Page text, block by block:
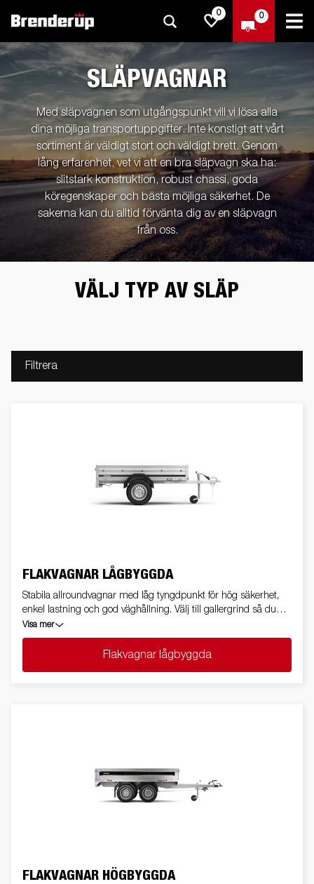
0 0
SLÄPVAGNAR
Med släpvagnen som utgångspunkt vill vi lösa alla
dina möjliga transportuppgifter. Inte konstigt att vårt
sortiment är väldigt stort och väldigt brett. Genom
lång erfarenhet, vet vi att en bra släpvagn ska ha:
slitstark konstruktion, robust chassi, goda
köregenskaper och bästa möjliga säkerhet. De
sakerna kan du alltid förvänta dig av en släpvagn
från oss.
VÄLJ TYP AV SLÄP
Filtrera
FLAKVAGNAR LÅGBYGGDA
Stabila allroundvagnar med låg tyngdpunkt för hög säkerhet,
enkel lastning och god väghållning. Välj till gallergrind så du
kan lasta högre, tipp så du lätt får ombord åkgräsklipparen,
eller kåpa för att väderskydda lasten.
Visa mer
Flakvagnar lågbyggda
FLAKVAGNAR HÖGBYGGDA